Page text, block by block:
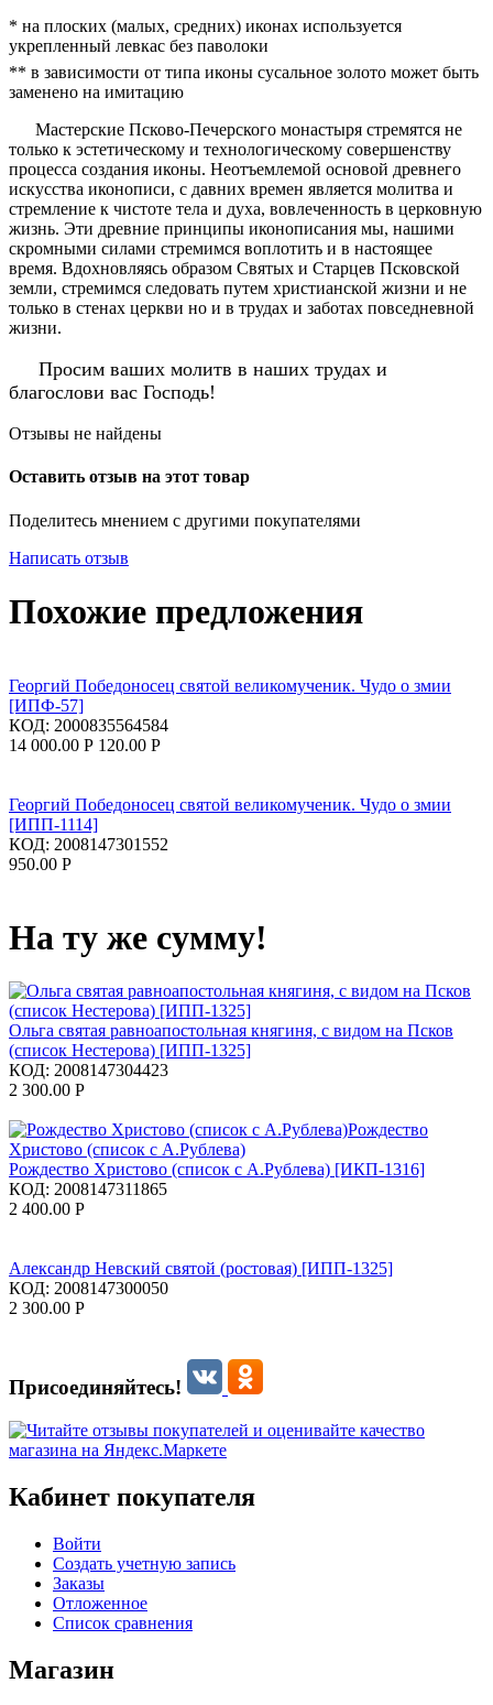
* на плоских (малых, средних) иконах используется
укрепленный левкас без паволоки
** в зависимости от типа иконы сусальное золото может быть
заменено на имитацию
Мастерские Псково-Печерского монастыря стремятся не
только к эстетическому и технологическому совершенству
процесса создания иконы. Неотъемлемой основой древнего
искусства иконописи, с давних времен является молитва и
стремление к чистоте тела и духа, вовлеченность в церковную
жизнь. Эти древние принципы иконописания мы, нашими
скромными силами стремимся воплотить и в настоящее
время. Вдохновляясь образом Святых и Старцев Псковской
земли, стремимся следовать путем христианской жизни и не
только в стенах церкви но и в трудах и заботах повседневной
жизни.
Просим ваших молитв в наших трудах и
благослови вас Господь!
Отзывы не найдены
Оставить отзыв на этот товар
Поделитесь мнением с другими покупателями
Написать отзыв
Похожие предложения
Георгий Победоносец святой великомученик. Чудо о змии
[ИПФ-57]
КОД: 2000835564584
14 000.00 Р 120.00 Р
Георгий Победоносец святой великомученик. Чудо о змии
[ИПП-1114]
КОД: 2008147301552
950.00 Р
На ту же сумму!
Ольга святая равноапостольная княгиня, с видом на Псков
(список Нестерова) [ИПП-1325]
КОД: 2008147304423
2 300.00 Р
Рождество Христово (список с А.Рублева) [ИКП-1316]
КОД: 2008147311865
2 400.00 Р
Александр Невский святой (ростовая) [ИПП-1325]
КОД: 2008147300050
2 300.00 Р
Присоединяйтесь!
Кабинет покупателя
Войти
Создать учетную запись
Заказы
Отложенное
Список сравнения
Магазин